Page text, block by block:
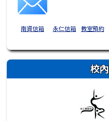
南資信箱 永仁信箱 教室預約
校